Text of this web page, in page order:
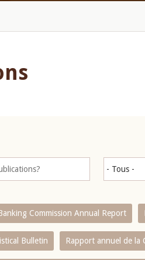
Commission Annual Report
Bulletin Rapport annuel de la